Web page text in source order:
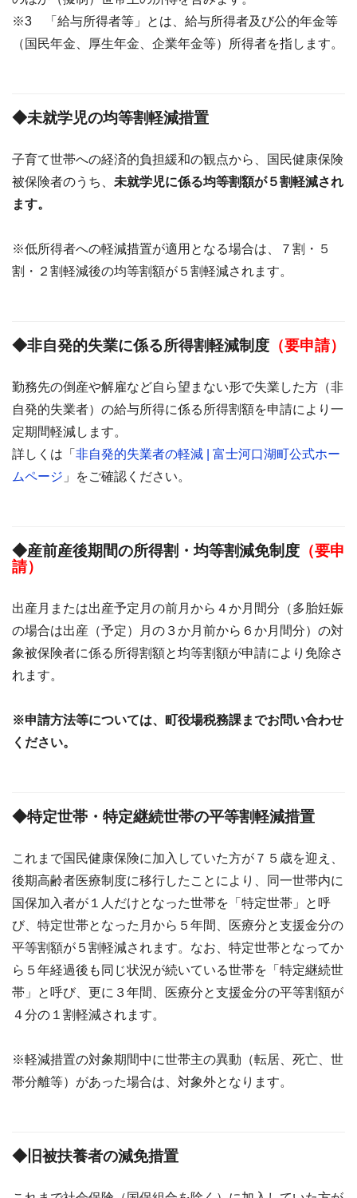
※3 「給与所得者等」とは、給与所得者及び公的年金等
（国民年金、厚生年金、企業年金等）所得者を指します。
◆未就学児の均等割軽減措置
子育て世帯への経済的負担緩和の観点から、国民健康保険
被保険者のうち、 未就学児に係る均等割額が５割軽減され
ます。
※低所得者への軽減措置が適用となる場合は、７割・５
割・２割軽減後の均等割額が５割軽減されます。
◆非自発的失業に係る所得割軽減制度 （要申請）
勤務先の倒産や解雇など自ら望まない形で失業した方（非
自発的失業者）の給与所得に係る所得割額を申請により一
定期間軽減します。
詳しくは「 非自発的失業者の軽減 | 富士河口湖町公式ホー
ムページ 」をご確認ください。
◆産前産後期間の所得割・均等割減免制度 （要申
請）
出産月または出産予定月の前月から４か月間分（多胎妊娠
の場合は出産（予定）月の３か月前から６か月間分）の対
象被保険者に係る所得割額と均等割額が申請により免除さ
れます。
※申請方法等については、町役場税務課までお問い合わせ
ください。
◆特定世帯・特定継続世帯の平等割軽減措置
これまで国民健康保険に加入していた方が７５歳を迎え、
後期高齢者医療制度に移行したことにより、同一世帯内に
国保加入者が１人だけとなった世帯を「特定世帯」と呼
び、特定世帯となった月から５年間、医療分と支援金分の
平等割額が５割軽減されます。なお、特定世帯となってか
ら５年経過後も同じ状況が続いている世帯を「特定継続世
帯」と呼び、更に３年間、医療分と支援金分の平等割額が
４分の１割軽減されます。
※軽減措置の対象期間中に世帯主の異動（転居、死亡、世
帯分離等）があった場合は、対象外となります。
◆旧被扶養者の減免措置